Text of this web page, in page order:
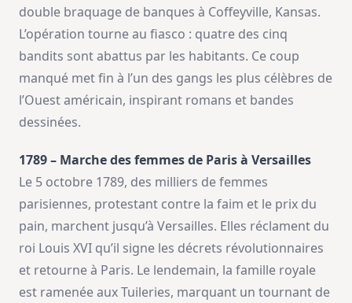
double braquage de banques à Coffeyville, Kansas.
L’opération tourne au fiasco : quatre des cinq
bandits sont abattus par les habitants. Ce coup
manqué met fin à l’un des gangs les plus célèbres de
l’Ouest américain, inspirant romans et bandes
dessinées.
1789 – Marche des femmes de Paris à Versailles
Le 5 octobre 1789, des milliers de femmes
parisiennes, protestant contre la faim et le prix du
pain, marchent jusqu’à Versailles. Elles réclament du
roi Louis XVI qu’il signe les décrets révolutionnaires
et retourne à Paris. Le lendemain, la famille royale
est ramenée aux Tuileries, marquant un tournant de